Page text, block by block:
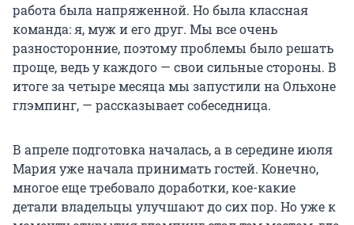
работа была напряженной. Но была классная
команда: я, муж и его друг. Мы все очень
разносторонние, поэтому проблемы было решать
проще, ведь у каждого — свои сильные стороны. В
итоге за четыре месяца мы запустили на Ольхоне
глэмпинг, — рассказывает собеседница.
В апреле подготовка началась, а в середине июля
Мария уже начала принимать гостей. Конечно,
многое еще требовало доработки, кое-какие
детали владельцы улучшают до сих пор. Но уже к